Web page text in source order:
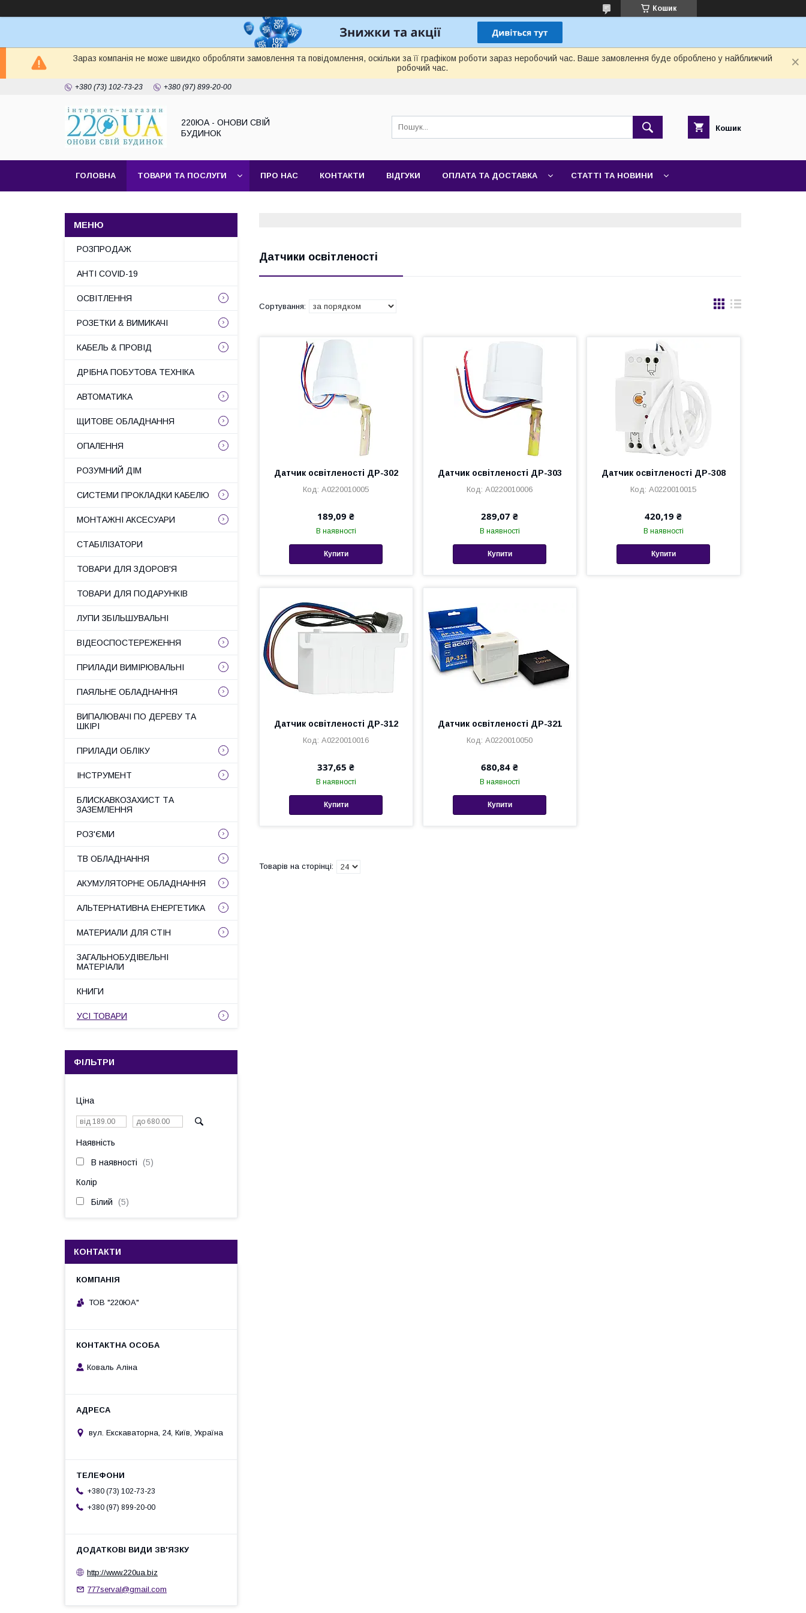
Кошик
Зараз компанія не може швидко обробляти замовлення та повідомлення, оскільки за її графіком роботи зараз неробочий час. Ваше замовлення буде оброблено у найближчий
робочий час.
+380 (73) 102-73-23 +380 (97) 899-20-00
220ЮА - ОНОВИ СВІЙ
БУДИНОК
Кошик
ГОЛОВНА ТОВАРИ ТА ПОСЛУГИ ПРО НАС КОНТАКТИ ВІДГУКИ ОПЛАТА ТА ДОСТАВКА СТАТТІ ТА НОВИНИ
Датчики освітленості
Датчик освітленості ДР-302
A0220010005
189,09 ₴
В наявності
Купити
Датчик освітленості ДР-303
A0220010006
289,07 ₴
В наявності
Купити
Датчик освітленості ДР-308
A0220010015
420,19 ₴
В наявності
Купити
Датчик освітленості ДР-312
A0220010016
337,65 ₴
В наявності
Купити
Датчик освітленості ДР-321
A0220010050
680,84 ₴
В наявності
Купити
РОЗПРОДАЖ
АНТІ COVID-19
ОСВІТЛЕННЯ
РОЗЕТКИ & ВИМИКАЧІ
КАБЕЛЬ & ПРОВІД
ДРІБНА ПОБУТОВА ТЕХНІКА
АВТОМАТИКА
ЩИТОВЕ ОБЛАДНАННЯ
ОПАЛЕННЯ
РОЗУМНИЙ ДІМ
СИСТЕМИ ПРОКЛАДКИ КАБЕЛЮ
МОНТАЖНІ АКСЕСУАРИ
СТАБІЛІЗАТОРИ
ТОВАРИ ДЛЯ ЗДОРОВ'Я
ТОВАРИ ДЛЯ ПОДАРУНКІВ
ЛУПИ ЗБІЛЬШУВАЛЬНІ
ВІДЕОСПОСТЕРЕЖЕННЯ
ПРИЛАДИ ВИМІРЮВАЛЬНІ
ПАЯЛЬНЕ ОБЛАДНАННЯ
ВИПАЛЮВАЧІ ПО ДЕРЕВУ ТА
ШКІРІ
ПРИЛАДИ ОБЛІКУ
ІНСТРУМЕНТ
БЛИСКАВКОЗАХИСТ ТА
ЗАЗЕМЛЕННЯ
РОЗ'ЄМИ
ТВ ОБЛАДНАННЯ
АКУМУЛЯТОРНЕ ОБЛАДНАННЯ
АЛЬТЕРНАТИВНА ЕНЕРГЕТИКА
МАТЕРИАЛИ ДЛЯ СТІН
ЗАГАЛЬНОБУДІВЕЛЬНІ
МАТЕРІАЛИ
КНИГИ
УСІ ТОВАРИ
ФІЛЬТРИ
Ціна
Наявність
В наявності 5
Колір
Білий 5
КОНТАКТИ
ТОВ "220ЮА"
Коваль Аліна
вул. Екскаваторна, 24, Київ, Україна
+380 (73) 102-73-23
+380 (97) 899-20-00
http://www.220ua.biz
777serval@gmail.com